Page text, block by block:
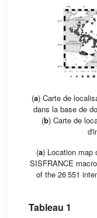
(a) Carte de
dans la base de
(b) Carte de
(a) Location map
SISFRANCE
of the 26 551
Tableau 1